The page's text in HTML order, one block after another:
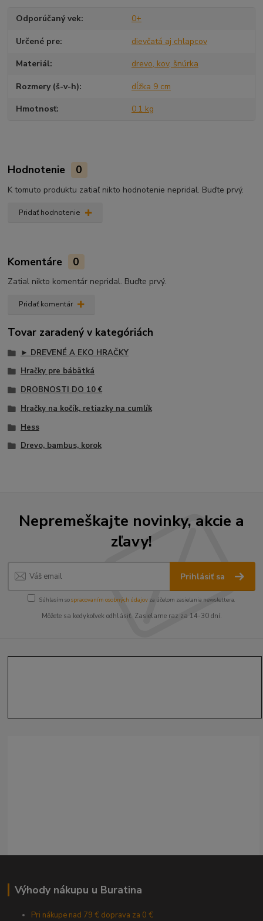
Odporúčaný vek 0+
Určené pre dievčatá aj chlapcov
Materiál drevo, kov, šnúrka
Rozmery (š-v-h) dĺžka 9 cm
Hmotnosť 0.1 kg
Hodnotenie 0
K tomuto produktu zatiaľ nikto hodnotenie nepridal. Buďte prvý.
Pridať hodnotenie
Komentáre 0
Zatial nikto komentár nepridal. Buďte prvý.
Pridať komentár
Tovar zaradený v kategóriách
► DREVENÉ A EKO HRAČKY
Hračky pre bábätká
DROBNOSTI DO 10 €
Hračky na kočík, retiazky na cumlík
Hess
Drevo, bambus, korok
Nepremeškajte novinky, akcie a
zľavy!
Prihlásiť sa
Súhlasím sospracovaním osobných údajov za účelom zasielania newslettera.
Môžete sa kedykoľvek odhlásiť. Zasielame raz za 14-30 dní.
Výhody nákupu u Buratina
Pri nákupe nad 79 € doprava za 0 €